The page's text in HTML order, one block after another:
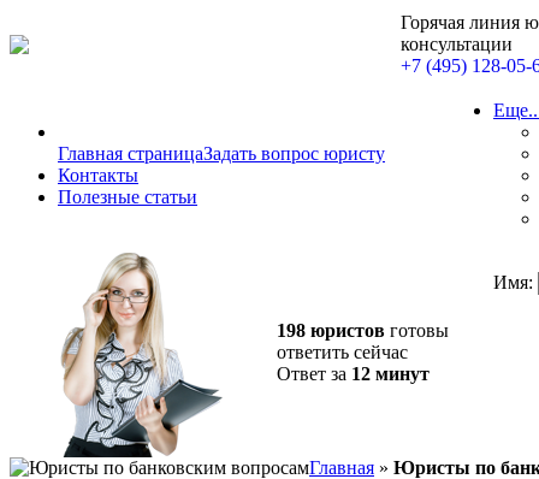
Горячая линия
консультации
+7 (495) 128-05-
Главная страницаЗадать вопрос юристу
Контакты
Полезные статьи
198 юристов готовы
ответить сейчас
Ответ за 12 минут
Имя:
Главная » Юристы по